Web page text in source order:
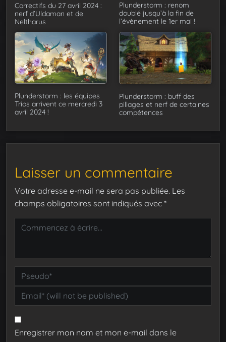
Correctifs du 27 avril 2024 :
nerf d’Uldaman et de
Neltharus
Plunderstorm : renom
doublé jusqu’à la fin de
l’évènement le 1er mai !
Plunderstorm : les équipes
Trios arrivent ce mercredi 3
avril 2024 !
Plunderstorm : buff des
pillages et nerf de certaines
compétences
Laisser un commentaire
Votre adresse e-mail ne sera pas publiée. Les
champs obligatoires sont indiqués avec *
Enregistrer mon nom et mon e-mail dans le